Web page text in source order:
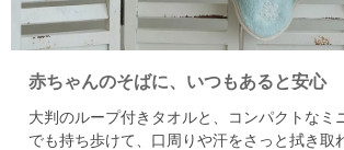
赤ちゃんのそばに、いつもあると安心
大判のループ付きタオルと、コンパクトなミ
でも持ち歩けて、口周りや汗をさっと拭き取